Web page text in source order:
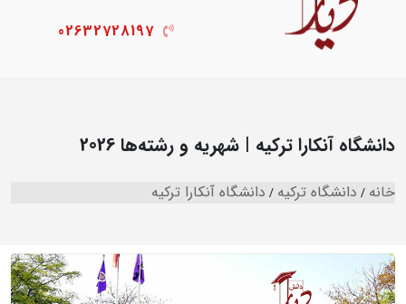
02632728197
دانشگاه آنکارا ترکیه | شهریه و رشته‌ها 2026
خانه دانشگاه ترکیه دانشگاه آنکارا ترکیه